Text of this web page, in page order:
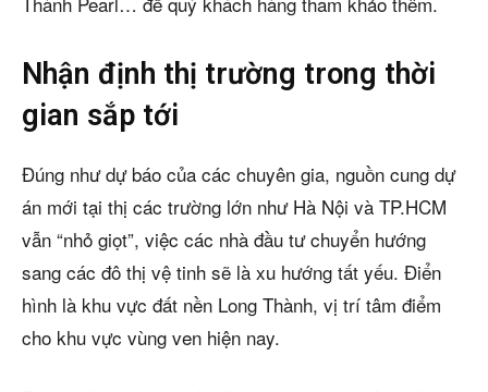
Nhận định thị trường trong thời
gian sắp tới
Đúng như dự báo của các chuyên gia, nguồn cung dự
án mới tại thị các trường lớn như Hà Nội và TP.HCM
vẫn “nhỏ giọt”, việc các nhà đầu tư chuyển hướng
sang các đô thị vệ tinh sẽ là xu hướng tất yếu. Điển
hình là khu vực đất nền Long Thành, vị trí tâm điểm
cho khu vực vùng ven hiện nay.